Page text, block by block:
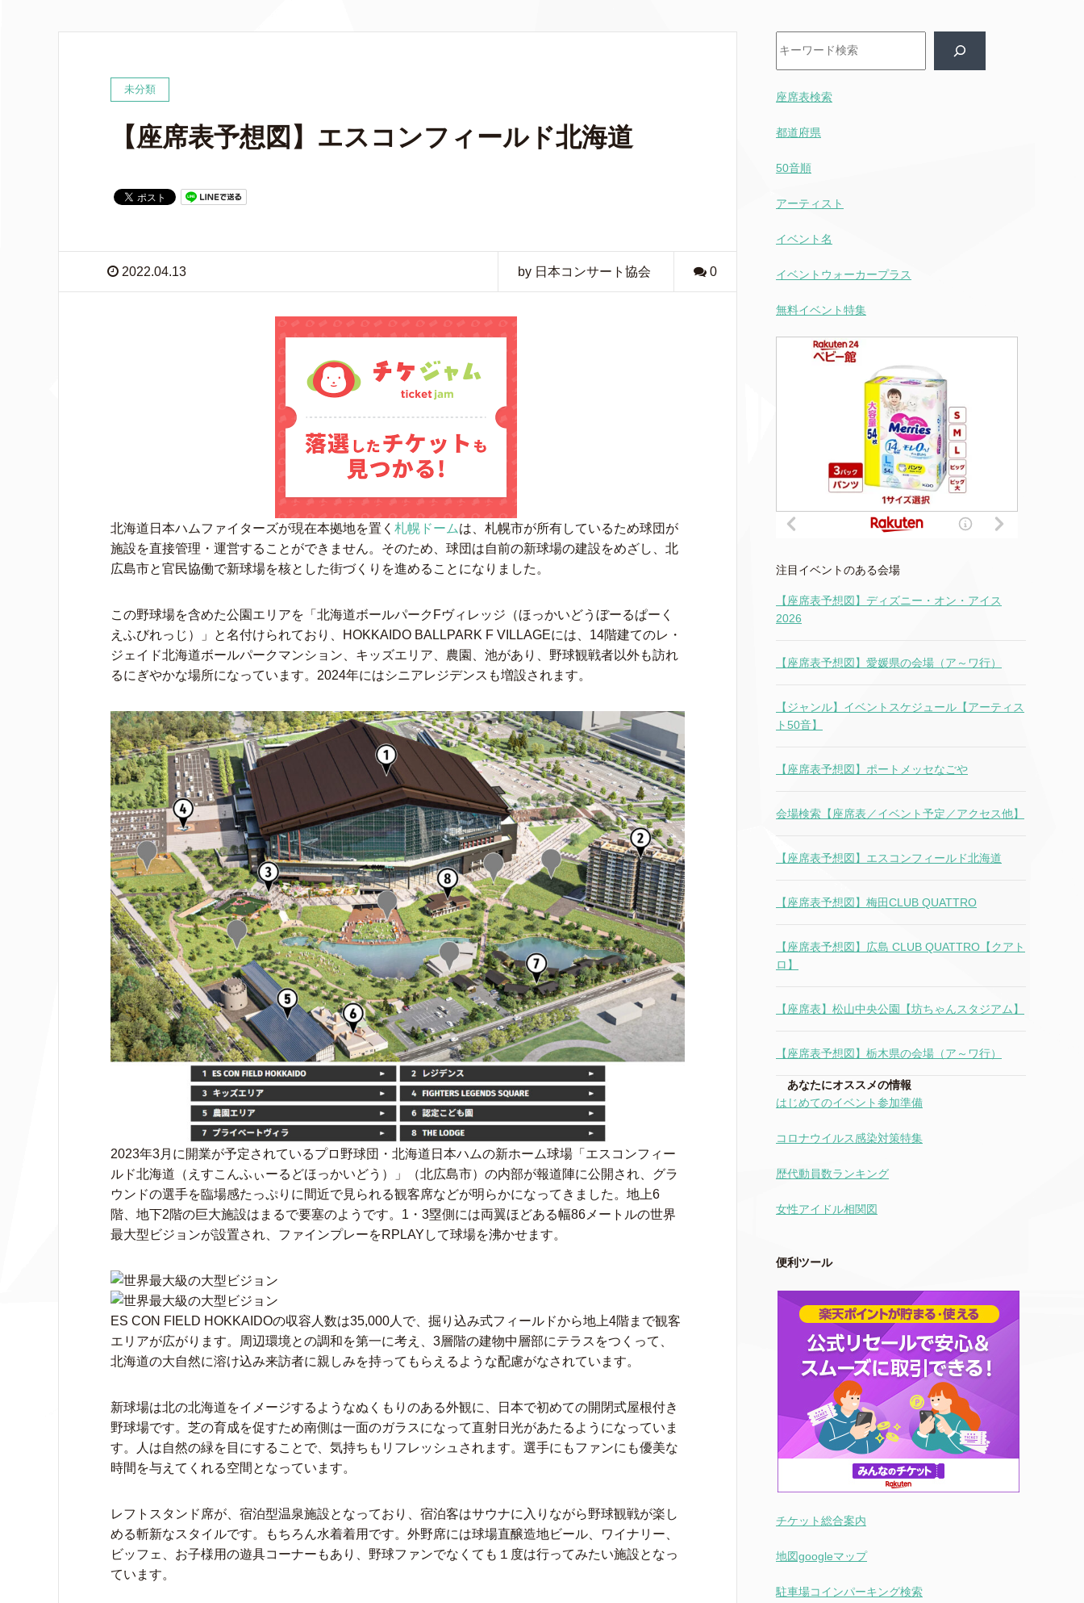
未分類
【座席表予想図】エスコンフィールド北海道
2022.04.13 by 日本コンサート協会 0
北海道日本ハムファイターズが現在本拠地を置く 札幌ドームは、札幌市が所有しているため球団が
施設を直接管理・運営することができません。そのため、球団は自前の新球場の建設をめざし、北
広島市と官民協働で新球場を核とした街づくりを進めることになりました。
この野球場を含めた公園エリアを「北海道ボールパークFヴィレッジ（ほっかいどうぼーるぱーく
えふびれっじ）」と名付けられており、HOKKAIDO BALLPARK F VILLAGEには、14階建てのレ・
ジェイド北海道ボールパークマンション、キッズエリア、農園、池があり、野球観戦者以外も訪れ
るにぎやかな場所になっています。2024年にはシニアレジデンスも増設されます。
2023年3月に開業が予定されているプロ野球団・北海道日本ハムの新ホーム球場「エスコンフィー
ルド北海道（えすこんふぃーるどほっかいどう）」（北広島市）の内部が報道陣に公開され、グラ
ウンドの選手を臨場感たっぷりに間近で見られる観客席などが明らかになってきました。地上6
階、地下2階の巨大施設はまるで要塞のようです。1・3塁側には両翼ほどある幅86メートルの世界
最大型ビジョンが設置され、ファインプレーをRPLAYして球場を沸かせます。
ES CON FIELD HOKKAIDOの収容人数は35,000人で、掘り込み式フィールドから地上4階まで観客
エリアが広がります。周辺環境との調和を第一に考え、3層階の建物中層部にテラスをつくって、
北海道の大自然に溶け込み来訪者に親しみを持ってもらえるような配慮がなされています。
新球場は北の北海道をイメージするようなぬくもりのある外観に、日本で初めての開閉式屋根付き
野球場です。芝の育成を促すため南側は一面のガラスになって直射日光があたるようになっていま
す。人は自然の緑を目にすることで、気持ちもリフレッシュされます。選手にもファンにも優美な
時間を与えてくれる空間となっています。
レフトスタンド席が、宿泊型温泉施設となっており、宿泊客はサウナに入りながら野球観戦が楽し
める斬新なスタイルです。もちろん水着着用です。外野席には球場直醸造地ビール、ワイナリー、
ビッフェ、お子様用の遊具コーナーもあり、野球ファンでなくても１度は行ってみたい施設となっ
ています。
座席表検索
都道府県
50音順
アーティスト
イベント名
イベントウォーカープラス
無料イベント特集
注目イベントのある会場
【座席表予想図】ディズニー・オン・アイス
2026
【座席表予想図】愛媛県の会場（ア～ワ行）
【ジャンル】イベントスケジュール【アーティス
ト50音】
【座席表予想図】ポートメッセなごや
会場検索【座席表／イベント予定／アクセス他】
【座席表予想図】エスコンフィールド北海道
【座席表予想図】梅田CLUB QUATTRO
【座席表予想図】広島 CLUB QUATTRO【クアト
ロ】
【座席表】松山中央公園【坊ちゃんスタジアム】
【座席表予想図】栃木県の会場（ア～ワ行）
あなたにオススメの情報
はじめてのイベント参加準備
コロナウイルス感染対策特集
歴代動員数ランキング
女性アイドル相関図
便利ツール
チケット総合案内
地図googleマップ
駐車場コインパーキング検索